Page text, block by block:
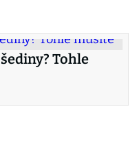
Tohle